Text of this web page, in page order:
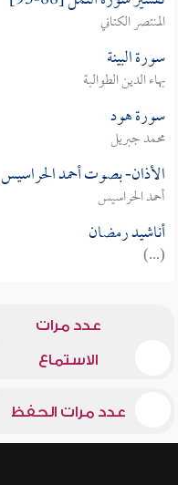
المنتصر الكتاني
سورة البينة
بهاء الدين الطوالبة
سورة هود
محمد جبريل
الأذان- بصوت أحمد الحراسيس
أحمد الحراسيس
أناشيد رمضان
(...)
عدد مرات
الاستماع
عدد مرات الحفظ